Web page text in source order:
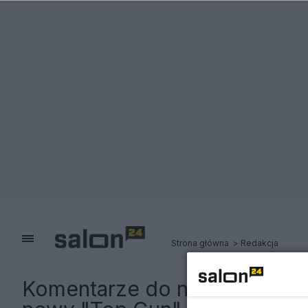
Strona główna Redakcja
Komentarze do notki: